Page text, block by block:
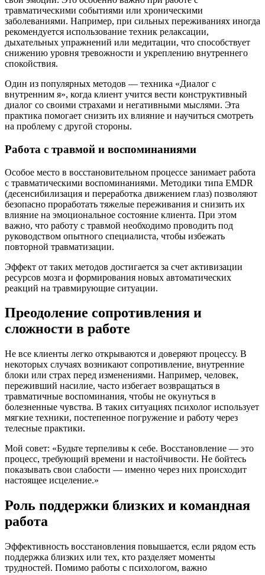
травматическими событиями или хроническими
заболеваниями. Например, при сильных переживаниях иногда
рекомендуется использование техник релаксации,
дыхательных упражнений или медитации, что способствует
снижению уровня тревожности и укреплению внутреннего
спокойствия.
Один из популярных методов — техника «Диалог с
внутренним я», когда клиент учится вести конструктивный
диалог со своими страхами и негативными мыслями. Эта
практика помогает снизить их влияние и научиться смотреть
на проблему с другой стороны.
Работа с травмой и воспоминаниями
Особое место в восстановительном процессе занимает работа
с травматическими воспоминаниями. Методики типа EMDR
(десенсибилизация и переработка движением глаз) позволяют
безопасно проработать тяжелые переживания и снизить их
влияние на эмоциональное состояние клиента. При этом
важно, что работу с травмой необходимо проводить под
руководством опытного специалиста, чтобы избежать
повторной травматизации.
Эффект от таких методов достигается за счет активизации
ресурсов мозга и формирования новых автоматических
реакций на травмирующие ситуации.
Преодоление сопротивления и
сложности в работе
Не все клиенты легко открываются и доверяют процессу. В
некоторых случаях возникают сопротивление, внутренние
блоки или страх перед изменениями. Например, человек,
переживший насилие, часто избегает возвращаться в
травматичные воспоминания, чтобы не окунуться в
болезненные чувства. В таких ситуациях психолог использует
мягкие техники, постепенное погружение и работу через
телесные практики.
Мой совет: «Будьте терпеливы к себе. Восстановление — это
процесс, требующий времени и настойчивости. Не бойтесь
показывать свои слабости — именно через них происходит
настоящее исцеление.»
Роль поддержки близких и командная
работа
Эффективность восстановления повышается, если рядом есть
поддержка близких или тех, кто разделяет моменты
трудностей. Помимо работы с психологом, важно